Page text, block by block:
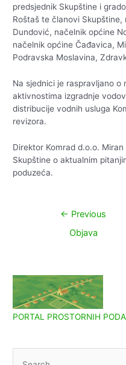
predsjednik Skupštine i
Roštaš te članovi Skupštine,
Dundović, načelnik općine
načelnik općine Čađavica,
Podravska Moslavina,
Na sjednici je raspravljano o
aktivnostima izgradnje
distribucije vodnih usluga
revizora.
Direktor Komrad d.o.o.
Skupštine o aktualnim
poduzeća.
Navigacija
← Previous
Objava
PORTAL PROSTORNIH